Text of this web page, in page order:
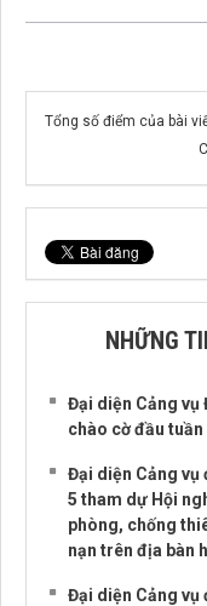
Tổng số điểm của bài
NHỮNG
Đại diện Cảng vụ
chào cờ đầu tuần
Đại diện Cảng vụ
5 tham dự Hội
phòng, chống
nạn trên địa bàn
Đại diện Cảng vụ